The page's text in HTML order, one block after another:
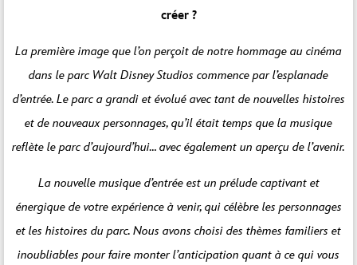
créer ?
La première image que l’on perçoit de notre hommage au cinéma
dans le parc Walt Disney Studios commence par l’esplanade
d’entrée. Le parc a grandi et évolué avec tant de nouvelles histoires
et de nouveaux personnages, qu’il était temps que la musique
reflète le parc d’aujourd’hui… avec également un aperçu de l’avenir.
La nouvelle musique d’entrée est un prélude captivant et
énergique de votre expérience à venir, qui célèbre les personnages
et les histoires du parc. Nous avons choisi des thèmes familiers et
inoubliables pour faire monter l’anticipation quant à ce qui vous